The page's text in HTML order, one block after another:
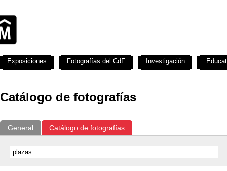
Catálogo de fotografías
General Catálogo de fotografías
Exposiciones Fotografías del CdF Investigación